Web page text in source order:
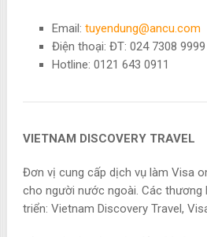
Email:tuyendung@ancu.com
Điện thoại: ĐT: 024 7308
Hotline: 0121 643 0911
VIETNAM DISCOVERY TRAVEL
Đơn vị cung cấp dịch vụ làm Visa
cho người nước ngoài. Các thương
triển: Vietnam Discovery Travel,